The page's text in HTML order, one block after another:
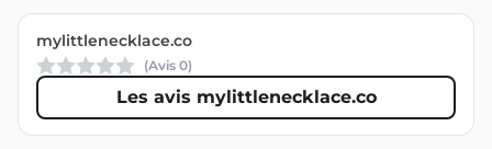
mylittlenecklace.co
(Avis 0)
Les avis mylittlenecklace.co